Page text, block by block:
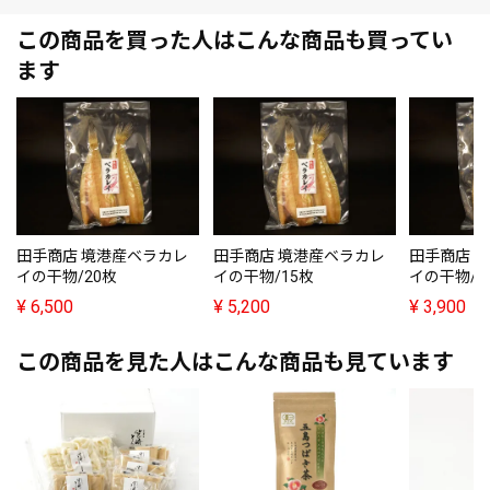
この商品を買った人はこんな商品も買ってい
ます
田手商店 境港産ベラカレ
イの干物/20枚
¥ 6,500
田手商店 境港産ベラカレ
イの干物/15枚
¥ 5,200
田手商店
イの干物/
¥ 3,900
この商品を見た人はこんな商品も見ています